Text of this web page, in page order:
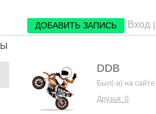
ДОБАВИТЬ ЗАПИСЬ Вход |
DDB
Был(-а) на сайте
Друзья: 0